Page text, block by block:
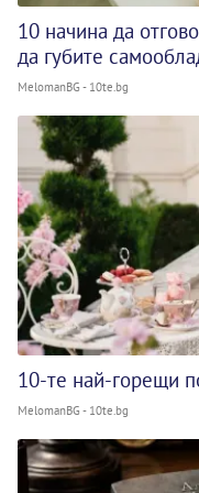
10 начина да
да губите
MelomanBG - 10te.bg
10-те най-горещи
MelomanBG - 10te.bg